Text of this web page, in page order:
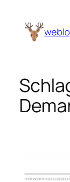
Inhalt
springen